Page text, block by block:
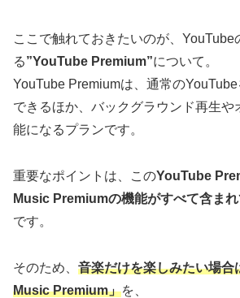
ここで触れておきたいのが、YouTube
る”YouTube Premium”について。
YouTube Premiumは、通常の
できるほか、バックグラウンド再生や
能になるプランです。
重要なポイントは、このYouTube
Music Premiumの機能がすべて含ま
です。
そのため、 音楽だけを楽しみたい場合
Music Premium」を、